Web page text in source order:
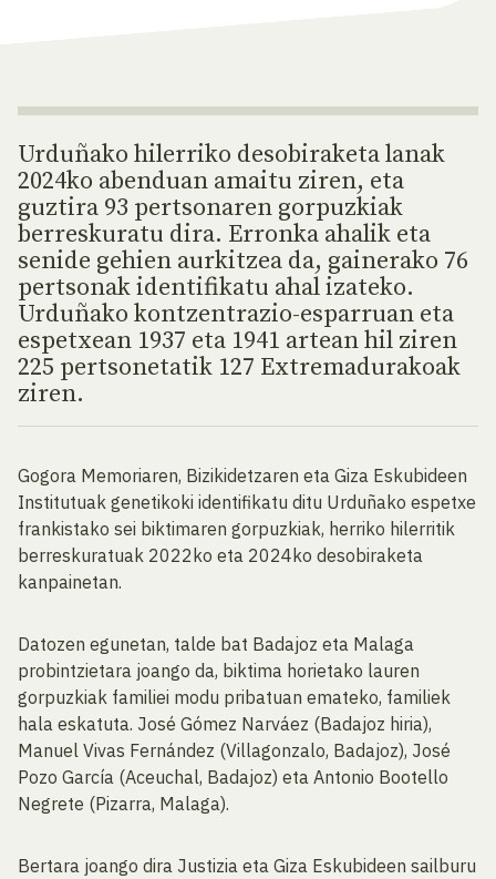
Urduñako hilerriko desobiraketa lanak
2024ko abenduan amaitu ziren, eta
guztira 93 pertsonaren gorpuzkiak
berreskuratu dira. Erronka ahalik eta
senide gehien aurkitzea da, gainerako 76
pertsonak identifikatu ahal izateko.
Urduñako kontzentrazio-esparruan eta
espetxean 1937 eta 1941 artean hil ziren
225 pertsonetatik 127 Extremadurakoak
ziren.
Gogora Memoriaren, Bizikidetzaren eta Giza Eskubideen
Institutuak genetikoki identifikatu ditu Urduñako espetxe
frankistako sei biktimaren gorpuzkiak, herriko hilerritik
berreskuratuak 2022ko eta 2024ko desobiraketa
kanpainetan.
Datozen egunetan, talde bat Badajoz eta Malaga
probintzietara joango da, biktima horietako lauren
gorpuzkiak familiei modu pribatuan emateko, familiek
hala eskatuta. José Gómez Narváez (Badajoz hiria),
Manuel Vivas Fernández (Villagonzalo, Badajoz), José
Pozo García (Aceuchal, Badajoz) eta Antonio Bootello
Negrete (Pizarra, Malaga).
Bertara joango dira Justizia eta Giza Eskubideen sailburu